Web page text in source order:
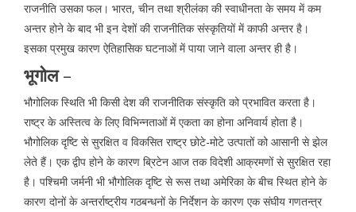
राजनीति उसका फल। भारत, चीन तथा श्रीलंका की स्वाधीनता के समय में कम
अन्तर होने के बाद भी इन देशों की राजनीतिक संस्कृतियों में काफी अन्तर है।
इसका प्रमुख कारण ऐतिहासिक घटनाओं में पाया जाने वाला अन्तर ही है।
भूगोल–
भौगोलिक स्थिति भी किसी देश की राजनीतिक संस्कृति को प्रभावित करता है।
राष्ट्र के अस्तित्व के लिए विभिन्नताओं में एकता का होना अनिवार्य होता है।
भौगोलिक दृष्टि से सुरक्षित व विकसित राष्ट्र छोटे-मोटे उत्पातों को आसानी से झेल
लेते हैं। एक द्वीप होने के कारण ब्रिटेन आज तक विदेशी आक्रमणों से सुरक्षित रहा
है। पश्चिमी जर्मनी भी भौगोलिक दृष्टि से रूस तथा अमेरिका के बीच स्थित होने के
कारण दोनों के अन्तर्राष्ट्रीय गठबन्धनों के निर्देशन के कारण एक संघीय गणतन्त्र